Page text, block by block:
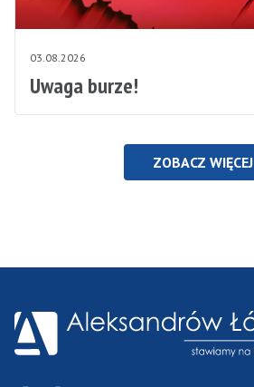
03.08.2026
Uwaga burze!
ZOBACZ WIĘCEJ